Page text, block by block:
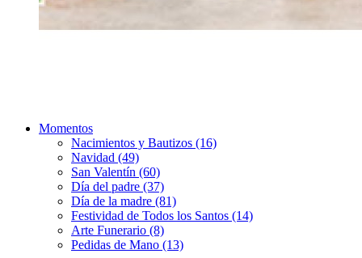
Momentos
Nacimientos y Bautizos (16)
Navidad (49)
San Valentín (60)
Día del padre (37)
Día de la madre (81)
Festividad de Todos los Santos (14)
Arte Funerario (8)
Pedidas de Mano (13)